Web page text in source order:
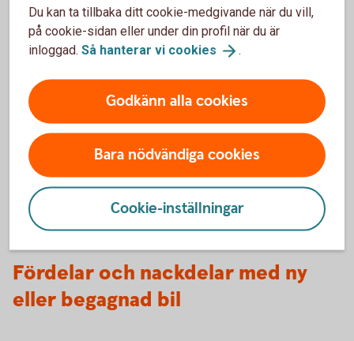
Information om skadade vindrutor
Information om körning när det är snö och
Information om vilda djur och viltolyckor
Fördelar och nackdelar med ny
eller begagnad bil
Du kan ta tillbaka ditt cookie-medgivande när du vill,
på cookie-sidan eller under din profil när du är
inloggad. Så hanterar vi cookies .
Godkänn alla cookies
Bara nödvändiga cookies
Cookie-inställningar